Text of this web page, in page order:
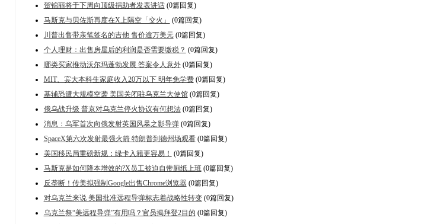
贺锦丽将于下周向顶级捐助者发表讲话(0篇回复)
马斯克与贝佐斯再度在X上隔空「交火」
(0篇回复)
川普出售带亲笔签名的吉他 售价逾万美元(0篇回复)
个人理财：出售房屋后的利润是否需要缴税？ (0篇回复)
哪类买家推动沃尔玛蓬勃发展 答案令人意外(0篇回复)
MIT、宾大本科生家庭收入20万以下 明年免学费(0篇回复)
基辅恐遭大规模空袭 美国关闭驻乌克兰大使馆(0篇回复)
俄乌战升级 普京对乌克兰停火协议有何想法(0篇回复)
消息：乌军首次向俄发射英国风暴之影导弹(0篇回复)
SpaceX第六次发射最强火箭 特朗普到德州场观看(0篇回复)
美国移民局重磅新规：绿卡入籍更容易！ (0篇回复)
马斯克是如何降本增效的?X员工被迫自带厕纸上班(0篇回复)
反垄断！传美拟强制Google出售Chrome浏览器(0篇回复)
对乌克兰来说 美国批准远程导弹标志着战略性转变(0篇回复)
乌克兰祭“美远程导弹”有用吗？官员揭拜登2目的 (0篇回复)